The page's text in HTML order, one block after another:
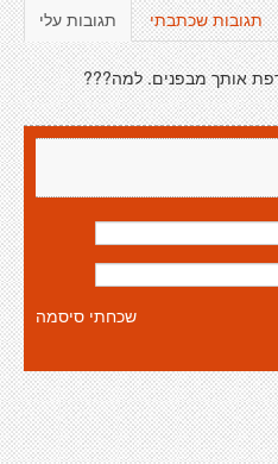
תגובות עלי תגובות שכתבתי
אותך מבפנים. למה???
שכחתי סיסמה